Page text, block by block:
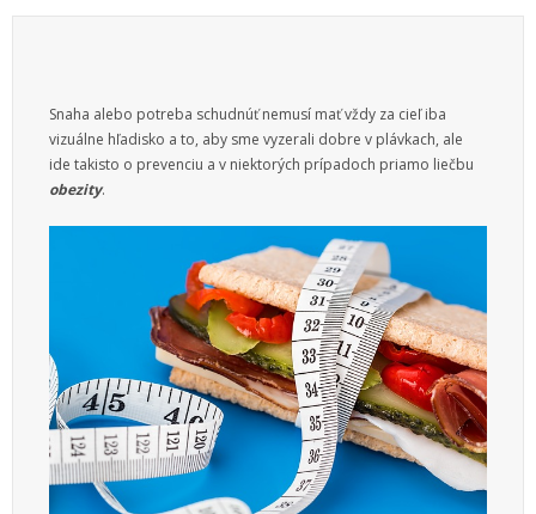
Služby
Vzťahy
Web
Zábava
Snaha alebo potreba schudnúť nemusí mať vždy za cieľ iba
vizuálne hľadisko a to, aby sme vyzerali dobre v plávkach, ale
ide takisto o prevenciu a v niektorých prípadoch priamo liečbu
obezity.